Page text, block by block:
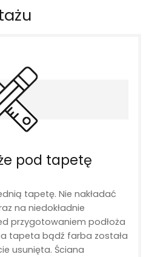
pod tapetę
tapetę. Nie nakładać
na niedokładnie
przygotowaniem podłoża
tapeta bądź farba została
usunięta. Ściana